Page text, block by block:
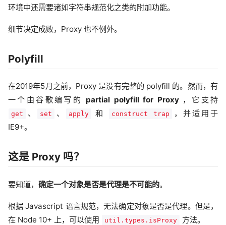
环境中还需要诸如字符串规范化之类的附加功能。
细节决定成败，Proxy 也不例外。
Polyfill
在2019年5月之前，Proxy 是没有完整的 polyfill 的。然而，有
一个由谷歌编写的 partial polyfill for Proxy，它支持
get 、 set 、 apply 和 construct trap
，并适用于
IE9+。
这是 Proxy 吗？
要知道， 确定一个对象是否是代理是不可能的。
根据 Javascript 语言规范，无法确定对象是否是代理。但是，
在 Node 10+ 上，可以使用
util.types.isProxy 方法。